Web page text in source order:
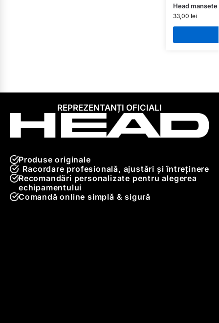
Head mansete
33,00 lei
REPREZENTANȚI OFICIALI
Produse originale
Racordare profesională, ajustări și întreținere
Recomandări personalizate pentru alegerea
echipamentului
Comandă online simplă & sigură